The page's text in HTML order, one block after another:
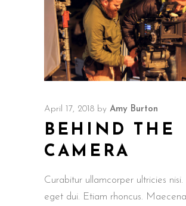
April 17, 2018 by Amy Burton
BEHIND THE
CAMERA
Curabitur ullamcorper ultricies
eget dui. Etiam rhoncus.